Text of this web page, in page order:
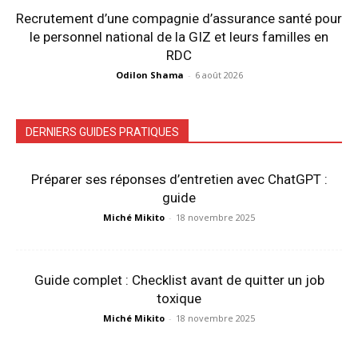
Recrutement d’une compagnie d’assurance santé pour
le personnel national de la GIZ et leurs familles en
RDC
Odilon Shama - 6 août 2026
DERNIERS GUIDES PRATIQUES
Préparer ses réponses d’entretien avec ChatGPT :
guide
Miché Mikito - 18 novembre 2025
Guide complet : Checklist avant de quitter un job
toxique
Miché Mikito - 18 novembre 2025